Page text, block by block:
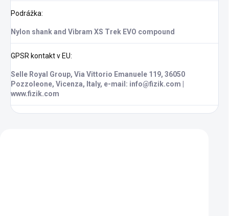
Podrážka:
Nylon shank and Vibram XS Trek EVO compound
GPSR kontakt v EU:
Selle Royal Group, Via Vittorio Emanuele 119, 36050
Pozzoleone, Vicenza, Italy, e-mail: info@fizik.com |
www.fizik.com